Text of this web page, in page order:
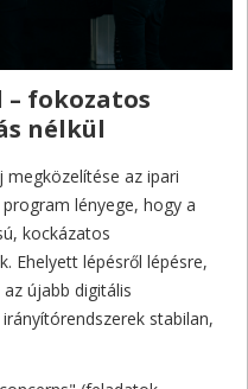
fokozatos
nélkül
az ipari
lényege, hogy a
kockázatos
Ehelyett lépésről lépésre,
újabb digitális
stabilan,